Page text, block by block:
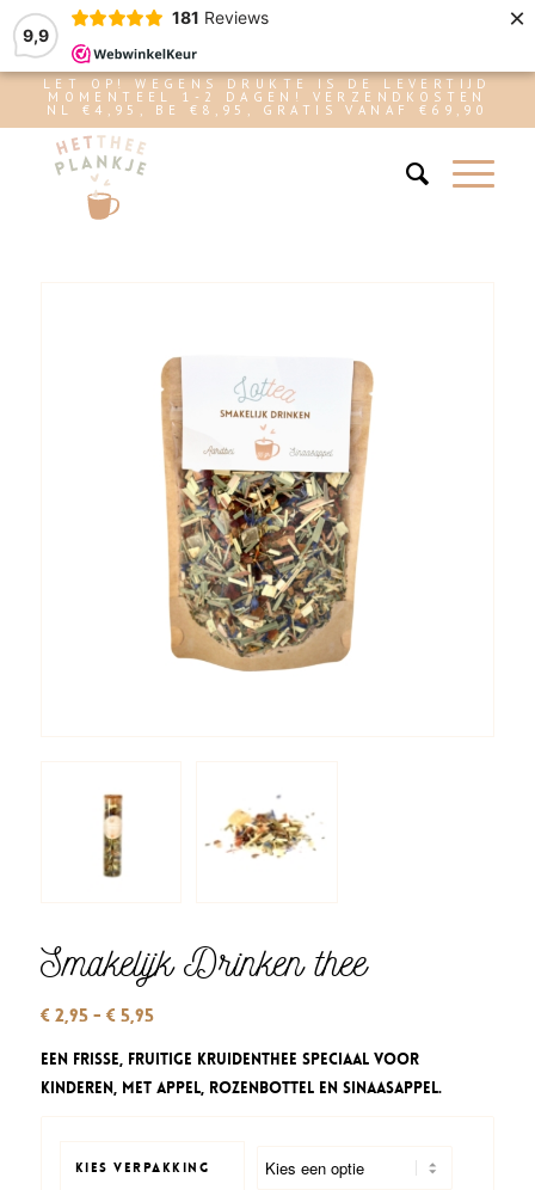
9,9
181 Reviews ×
LET OP! WEGENS DRUKTE IS DE LEVERTIJD
MOMENTEEL 1-2 DAGEN! VERZENDKOSTEN
NL €4,95, BE €8,95, GRATIS VANAF €69,90
Smakelijk Drinken thee
€2,95 - €5,95Prijsklasse:
tot
€ 5,95
Een frisse, fruitige Kruidenthee speciaal voor
kinderen, met appel, rozenbottel en sinaasappel.
KIES VERPAKKING